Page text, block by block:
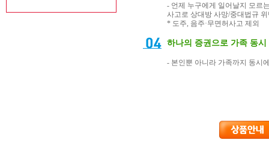
- 언제 누구에게 일어날지 모르
사고로 상대방 사망/중대법규
* 도주, 음주·무면허사고 제외
하나의 증권으로 가족 동
- 본인뿐 아니라 가족까지 동시